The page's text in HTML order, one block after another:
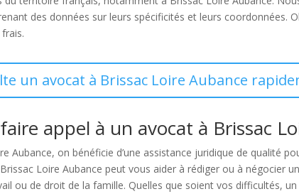
des données sur leurs spécificités et leurs coordonnées.
un avocat à Brissac Loire Aubance
appel à un avocat à Brissac
Aubance, on bénéficie d’une assistance juridique de qualité
Loire Aubance peut vous aider à rédiger ou à négocier
ou de droit de la famille. Quelles que soient vos difficultés,